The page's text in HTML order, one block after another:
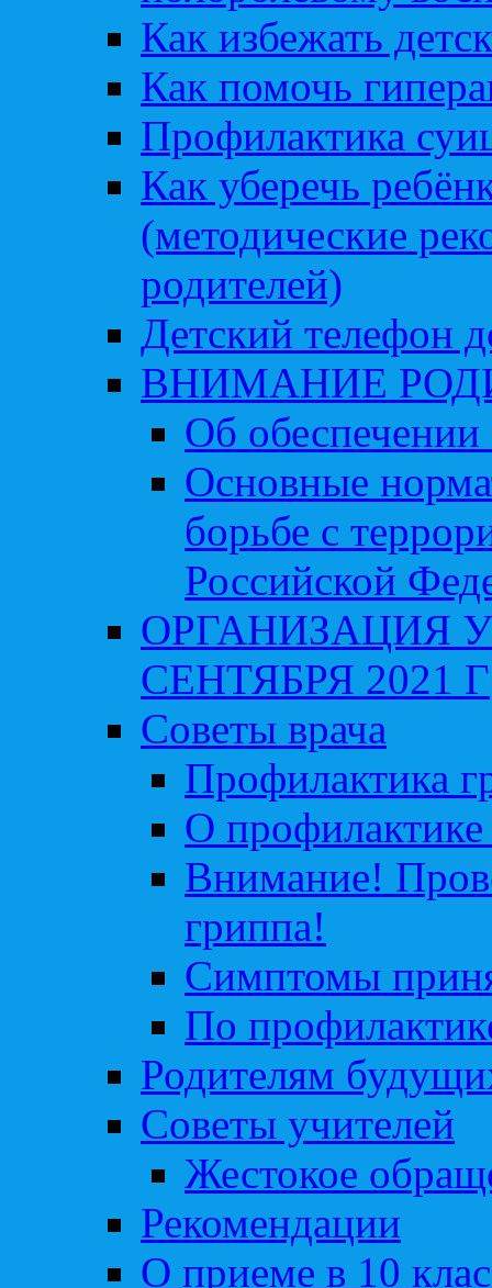
Как избежать
Как помочь
Профилактика
Как уберечь
(методические
родителей)
Детский телефон
ВНИМАНИЕ
Об обеспечении
Основные
борьбе с
Российской
ОРГАНИЗАЦИЯ
СЕНТЯБРЯ 2021 Г
Советы врача
Профилактика
О профилактике
Внимание!
гриппа!
Симптомы
По
Родителям
Советы учителей
Жестокое
Рекомендации
О приеме в 10